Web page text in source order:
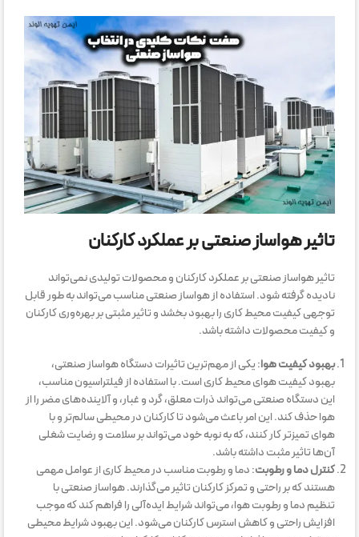
تاثیر هواساز صنعتی بر عملکرد کارکنان
تاثیر هواساز صنعتی بر عملکرد کارکنان و محصولات تولیدی نمی‌تواند
نادیده گرفته شود. استفاده از هواساز صنعتی مناسب می‌تواند به طور قابل
توجهی کیفیت محیط کاری را بهبود بخشد و تاثیر مثبتی بر بهره‌وری کارکنان
و کیفیت محصولات داشته باشد.
بهبود کیفیت هوا: یکی از مهم‌ترین تاثیرات دستگاه هواساز صنعتی،
بهبود کیفیت هوای محیط کاری است. با استفاده از فیلتراسیون مناسب،
این دستگاه صنعتی می‌تواند ذرات معلق، گرد و غبار، و آلاینده‌های مضر را از
هوا حذف کند. این امر باعث می‌شود تا کارکنان در محیطی سالم‌تر و با
هوای تمیزتر کار کنند، که به نوبه خود می‌تواند بر سلامت و رضایت شغلی
آن‌ها تاثیر مثبت داشته باشد.
کنترل دما و رطوبت: دما و رطوبت مناسب در محیط کاری از عوامل مهمی
هستند که بر راحتی و تمرکز کارکنان تاثیر می‌گذارند. هواساز صنعتی با
تنظیم دما و رطوبت هوا، می‌تواند شرایط ایده‌آلی را فراهم کند که موجب
افزایش راحتی و کاهش استرس کارکنان می‌شود. این بهبود شرایط محیطی